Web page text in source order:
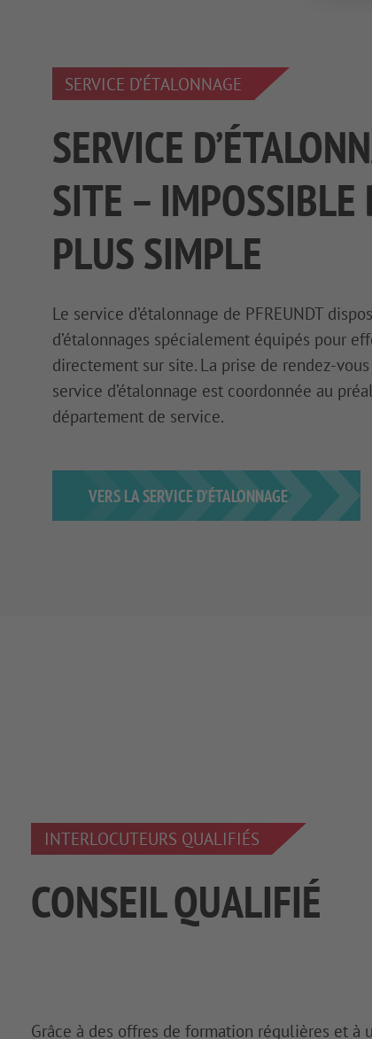
SERVICE D’ÉTALONNAGE
SERVICE
SITE – IMPOSSIBLE
PLUS SIMPLE
Le service d’étalonnage de PFREUNDT
d’étalonnages spécialement équipés pour
directement sur site. La prise de rendez-
service d’étalonnage est coordonnée au
département de service.
VERS LA SERVICE D’ÉTALONNAGE
INTERLOCUTEURS QUALIFIÉS
CONSEIL QUALIFIÉ
Grâce à des offres de formation régulières et à